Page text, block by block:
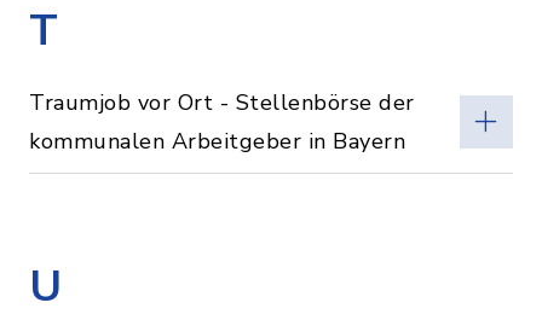
T
Traumjob vor Ort - Stellenbörse der
kommunalen Arbeitgeber in Bayern
U